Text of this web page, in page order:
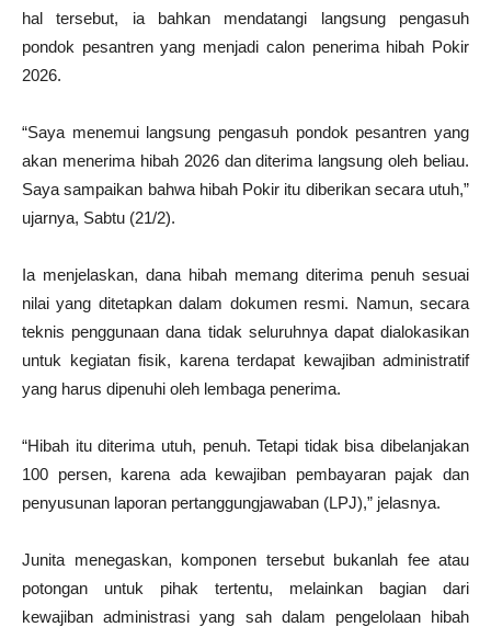
hal tersebut, ia bahkan mendatangi langsung pengasuh
pondok pesantren yang menjadi calon penerima hibah Pokir
2026.
“Saya menemui langsung pengasuh pondok pesantren yang
akan menerima hibah 2026 dan diterima langsung oleh beliau.
Saya sampaikan bahwa hibah Pokir itu diberikan secara utuh,”
ujarnya, Sabtu (21/2).
Ia menjelaskan, dana hibah memang diterima penuh sesuai
nilai yang ditetapkan dalam dokumen resmi. Namun, secara
teknis penggunaan dana tidak seluruhnya dapat dialokasikan
untuk kegiatan fisik, karena terdapat kewajiban administratif
yang harus dipenuhi oleh lembaga penerima.
“Hibah itu diterima utuh, penuh. Tetapi tidak bisa dibelanjakan
100 persen, karena ada kewajiban pembayaran pajak dan
penyusunan laporan pertanggungjawaban (LPJ),” jelasnya.
Junita menegaskan, komponen tersebut bukanlah fee atau
potongan untuk pihak tertentu, melainkan bagian dari
kewajiban administrasi yang sah dalam pengelolaan hibah